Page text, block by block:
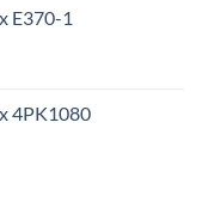
E370-1
4PK1080